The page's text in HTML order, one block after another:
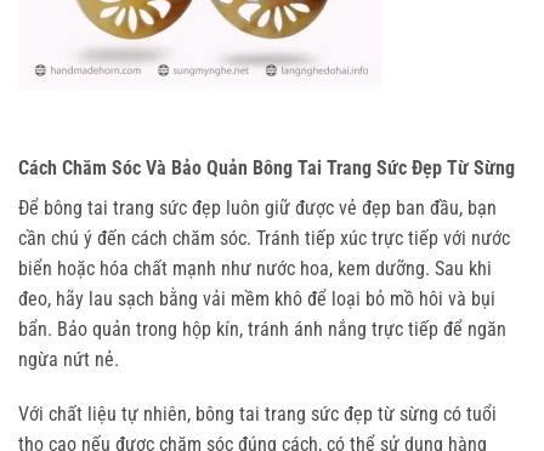
Cách Chăm Sóc Và Bảo Quản Bông Tai Trang Sức Đẹp Từ Sừng
Để bông tai trang sức đẹp luôn giữ được vẻ đẹp ban đầu, bạn
cần chú ý đến cách chăm sóc. Tránh tiếp xúc trực tiếp với nước
biển hoặc hóa chất mạnh như nước hoa, kem dưỡng. Sau khi
đeo, hãy lau sạch bằng vải mềm khô để loại bỏ mồ hôi và bụi
bẩn. Bảo quản trong hộp kín, tránh ánh nắng trực tiếp để ngăn
ngừa nứt nẻ.
Với chất liệu tự nhiên, bông tai trang sức đẹp từ sừng có tuổi
thọ cao nếu được chăm sóc đúng cách, có thể sử dụng hàng